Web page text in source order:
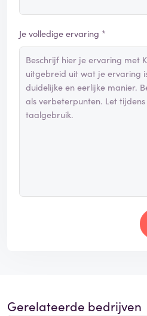
Je volledige ervaring *
Gerelateerde bedrijven